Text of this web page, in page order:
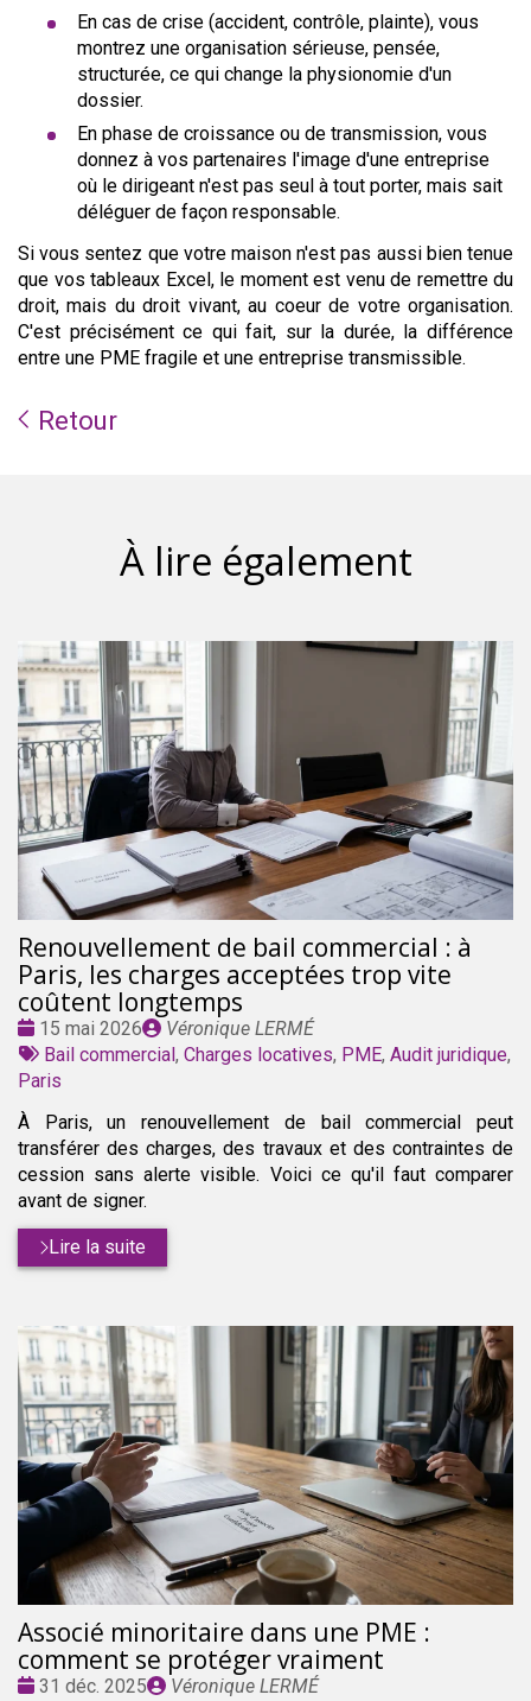
En cas de crise (accident, contrôle, plainte), vous
montrez une organisation sérieuse, pensée,
structurée, ce qui change la physionomie d'un
dossier.
En phase de croissance ou de transmission, vous
donnez à vos partenaires l'image d'une entreprise
où le dirigeant n'est pas seul à tout porter, mais sait
déléguer de façon responsable.
Si vous sentez que votre maison n'est pas aussi bien tenue
que vos tableaux Excel, le moment est venu de remettre du
droit, mais du droit vivant, au coeur de votre organisation.
C'est précisément ce qui fait, sur la durée, la différence
entre une PME fragile et une entreprise transmissible.
Retour
À lire également
Renouvellement de bail commercial : à
Paris, les charges acceptées trop vite
coûtent longtemps
Date
:
15 mai 2026
Publié
par
Véronique LERMÉ
Tags
:
Bail commercial, Charges locatives, PME, Audit juridique,
Paris
À Paris, un renouvellement de bail commercial peut
transférer des charges, des travaux et des contraintes de
cession sans alerte visible. Voici ce qu'il faut comparer
avant de signer.
Lire la suite
Associé minoritaire dans une PME :
comment se protéger vraiment
Date
31 déc. 2025
Publié
Véronique LERMÉ